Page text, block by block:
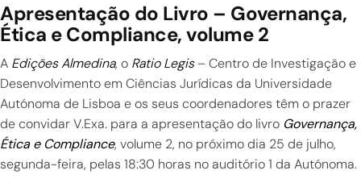
Apresentação do Livro – Governança,
Ética e Compliance, volume 2
A Edições Almedina, o Ratio Legis– Centro de Investigação e
Desenvolvimento em Ciências Jurídicas da Universidade
Autónoma de Lisboa e os seus coordenadores têm o prazer
de convidar V.Exa. para a apresentação do livro Governança,
Ética e Compliance, volume 2, no próximo dia 25 de julho,
segunda-feira, pelas 18:30 horas no auditório 1 da Autónoma.